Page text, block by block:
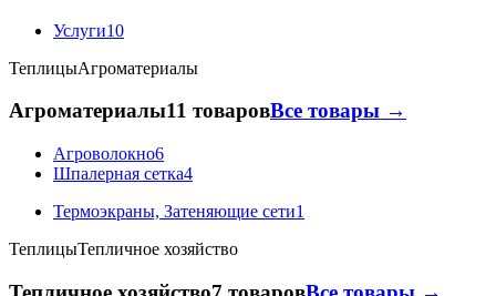
Услуги10
ТеплицыАгроматериалы
Агроматериалы11 товаровВсе товары →
Агроволокно6
Шпалерная сетка4
Термоэкраны, Затеняющие сети1
ТеплицыТепличное хозяйство